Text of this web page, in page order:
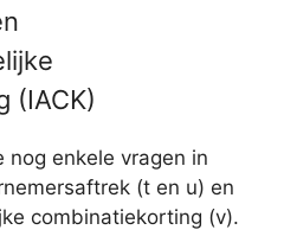
(IACK)
enkele vragen in
(t en u) en
combinatiekorting (v).